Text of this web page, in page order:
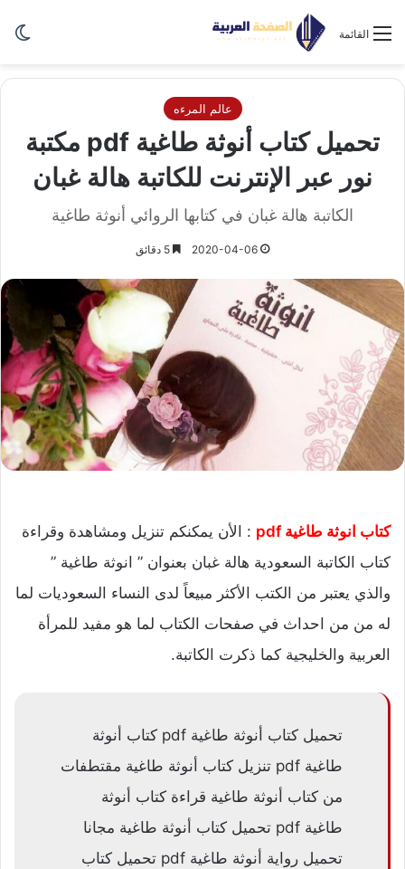
القائمة
عالم المرءه
تحميل كتاب أنوثة طاغية pdf مكتبة
نور عبر الإنترنت للكاتبة هالة غبان
الكاتبة هالة غبان في كتابها الروائي أنوثة طاغية
2020-04-06
كتاب انوثة طاغية pdf
: الأن يمكنكم تنزيل ومشاهدة وقراءة
كتاب الكاتبة السعودية هالة غبان بعنوان ” انوثة طاغية ”
والذي يعتبر من الكتب الأكثر مبيعاً لدى النساء السعوديات لما
له من من احداث في صفحات الكتاب لما هو مفيد للمرأة
العربية والخليجية كما ذكرت الكاتبة.
تحميل كتاب أنوثة طاغية pdf كتاب أنوثة
طاغية pdf تنزيل كتاب أنوثة طاغية مقتطفات
من كتاب أنوثة طاغية قراءة كتاب أنوثة
طاغية pdf تحميل كتاب أنوثة طاغية مجانا
تحميل رواية أنوثة طاغية pdf تحميل كتاب